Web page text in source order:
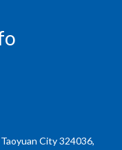
City 324036,